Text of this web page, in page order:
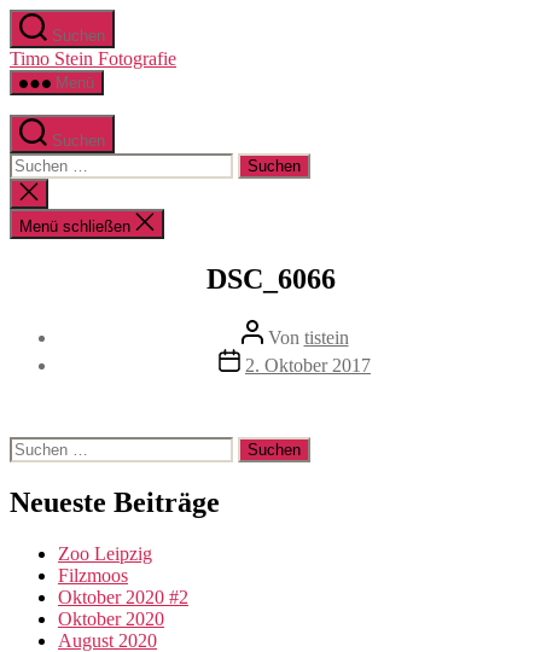
Zum
Inhalt
springen
Suchen
Timo Stein Fotografie
Menü
Suchen
Suchen
nach:
Suche
schließen
Menü schließen
DSC_6066
Beitragsautor
Von tistein
Veröffentlichungsdatum
2. Oktober 2017
Suchen
nach:
Neueste Beiträge
Zoo Leipzig
Filzmoos
Oktober 2020 #2
Oktober 2020
August 2020